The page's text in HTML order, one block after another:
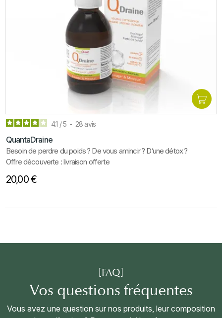
4.1 /5 - 28 avis
QuantaDraine
Besoin de perdre du poids? De vous amincir? D’une détox?
Offre découverte : livraison offerte
20,00 €
[FAQ]
Vos questions fréquentes
Vous avez une question sur nos produits, leur composition
Se Connecter ×